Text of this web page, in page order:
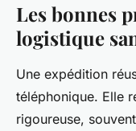
Les bonnes
logistique
Une expédition
téléphonique. Elle
rigoureuse,